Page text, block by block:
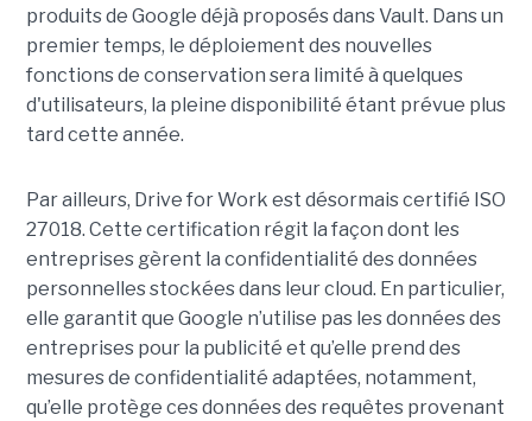
produits de Google déjà proposés dans Vault. Dans un
premier temps, le déploiement des nouvelles
fonctions de conservation sera limité à quelques
d'utilisateurs, la pleine disponibilité étant prévue plus
tard cette année.
Par ailleurs, Drive for Work est désormais certifié ISO
27018. Cette certification régit la façon dont les
entreprises gèrent la confidentialité des données
personnelles stockées dans leur cloud. En particulier,
elle garantit que Google n’utilise pas les données des
entreprises pour la publicité et qu’elle prend des
mesures de confidentialité adaptées, notamment,
qu’elle protège ces données des requêtes provenant